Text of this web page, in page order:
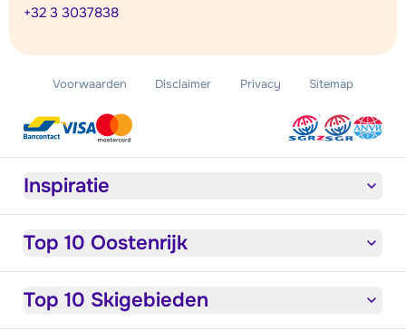
+32 3 3037838
Voorwaarden Disclaimer Privacy Sitemap
Inspiratie
Top 10 Oostenrijk
Top 10 Skigebieden